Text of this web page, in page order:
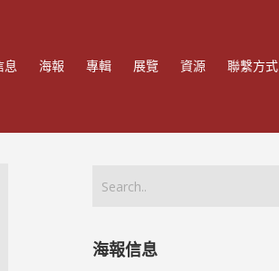
息 海報 專輯 展覽 資源 聯繫方式
海報信息